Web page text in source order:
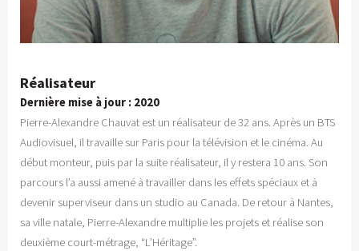
Réalisateur
Dernière mise à jour : 2020
Pierre-Alexandre Chauvat est un réalisateur de 32 ans. Après un BTS
Audiovisuel, il travaille sur Paris pour la télévision et le cinéma. Au
début monteur, puis par la suite réalisateur, il y restera 10 ans. Son
parcours l’a aussi amené à travailler dans les effets spéciaux et à
devenir superviseur dans un studio au Canada. De retour à Nantes,
sa ville natale, Pierre-Alexandre multiplie les projets et réalise son
deuxième court-métrage, “L’Héritage”.